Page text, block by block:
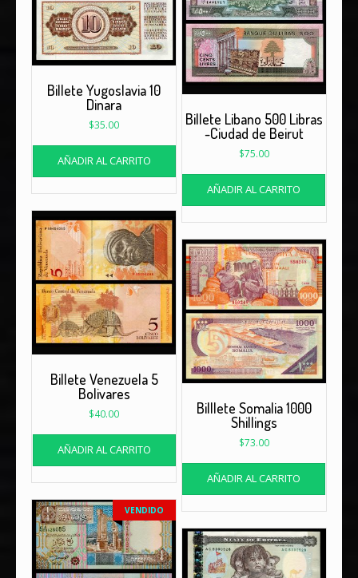
Billete Yugoslavia 10
Dinara
$35.00
AÑADIR AL CARRITO
Billete Libano 500 Libras
-Ciudad de Beirut
$75.00
AÑADIR AL CARRITO
Billete Venezuela 5
Bolivares
$40.00
AÑADIR AL CARRITO
Billlete Somalia 1000
Shillings
$73.00
AÑADIR AL CARRITO
VENDIDO